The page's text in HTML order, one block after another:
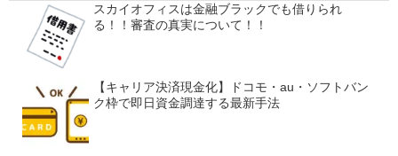
スカイオフィスは金融ブラックでも借りられ
る！！審査の真実について！！
【キャリア決済現金化】ドコモ・au・ソフトバン
ク枠で即日資金調達する最新手法